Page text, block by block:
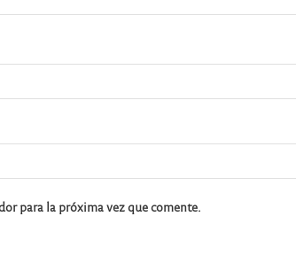
para la próxima vez que comente.